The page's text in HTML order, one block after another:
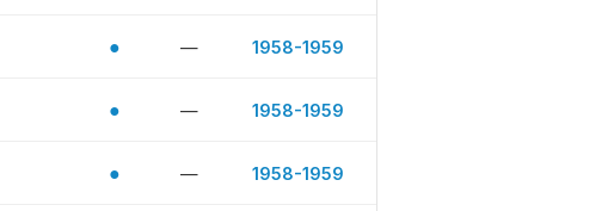
● — 1958-1959
● — 1958-1959
● — 1958-1959